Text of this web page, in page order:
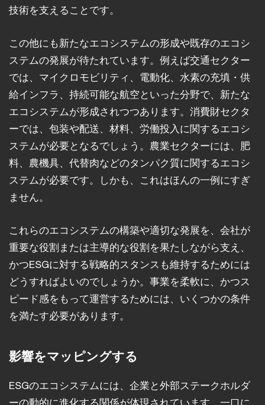
技術を支えることです。
この他にも新たなエコシステムの形成や既存のエコシ
ステムの発展が待たれています。例えば交通セクター
では、マイクロモビリティ、電動化、水素の充填・供
給インフラ、持続可能な航空といった分野で、新たな
エコシステムが形成されつつあります。消費財セクタ
ーでは、包装や配送、材料、労働投入に関するエコシ
ステムが必要となるでしょう。農業セクターには、肥
料、農機具、代替肉などのタンパク質に関するエコシ
ステムが必要です。しかも、これはほんの一例にすぎ
ません。
これらのエコシステムの構築や適切な発展を、会社が
重要な役割または主導的な役割を果たしながら支え、
かつESGに対する戦略的スタンスも維持するためには
どうすればよいのでしょうか。事業を柔軟に、かつス
ピード感をもって運営するためには、いくつかの条件
を満たす必要があります。
影響をマッピングする
ESGのエコシステムには、企業と外部ステークホルダ